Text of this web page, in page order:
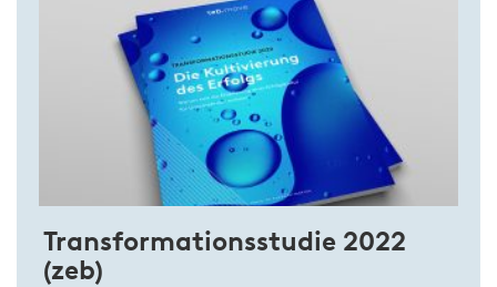
Transformationsstudie 2022
(zeb)